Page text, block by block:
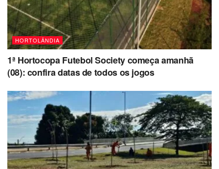
HORTOLÂNDIA
1ª Hortocopa Futebol Society começa amanhã
(08): confira datas de todos os jogos